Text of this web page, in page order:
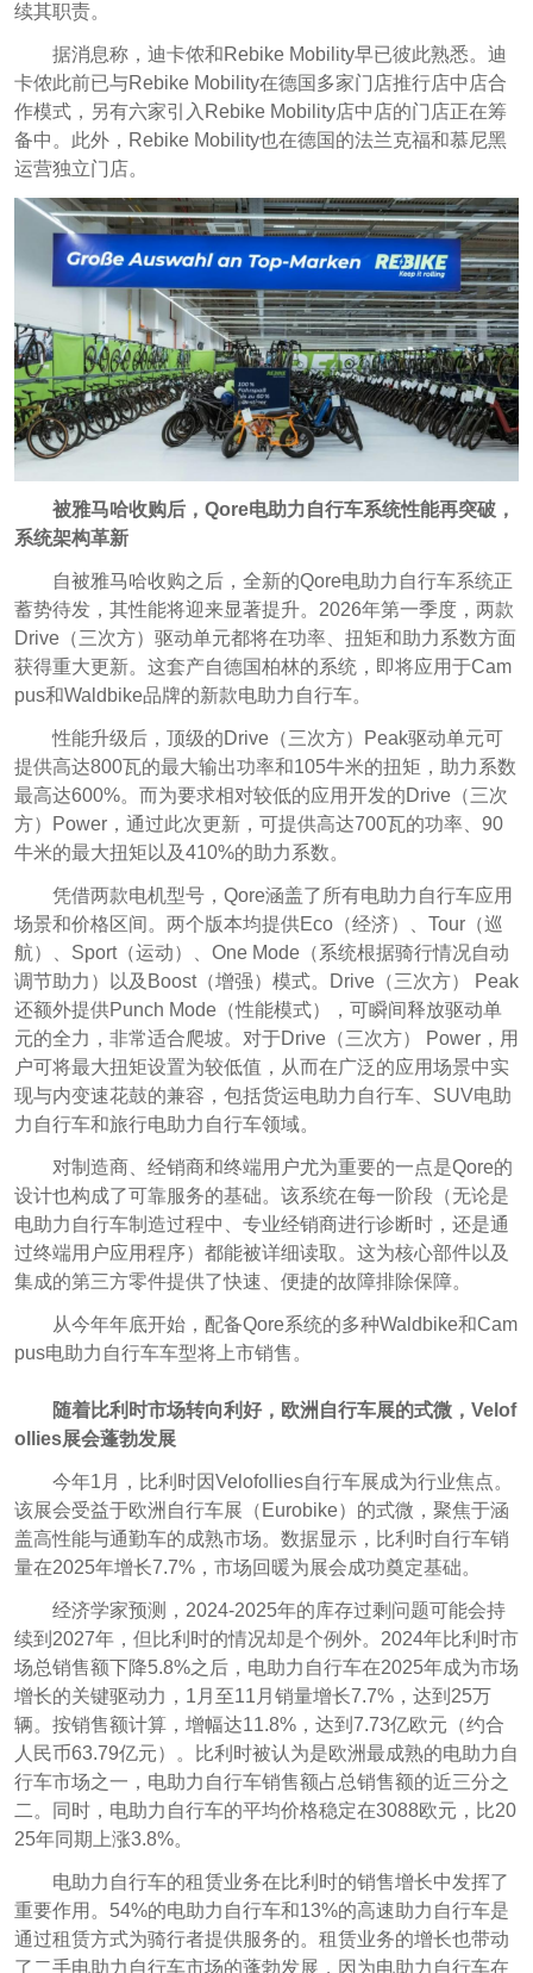
续其职责。
据消息称，迪卡侬和Rebike Mobility早已彼此熟悉。迪
卡侬此前已与Rebike Mobility在德国多家门店推行店中店合
作模式，另有六家引入Rebike Mobility店中店的门店正在筹
备中。此外，Rebike Mobility也在德国的法兰克福和慕尼黑
运营独立门店。
被雅马哈收购后，Qore电助力自行车系统性能再突破，
系统架构革新
自被雅马哈收购之后，全新的Qore电助力自行车系统正
蓄势待发，其性能将迎来显著提升。2026年第一季度，两款
Drive（三次方）驱动单元都将在功率、扭矩和助力系数方面
获得重大更新。这套产自德国柏林的系统，即将应用于Cam
pus和Waldbike品牌的新款电助力自行车。
性能升级后，顶级的Drive（三次方）Peak驱动单元可
提供高达800瓦的最大输出功率和105牛米的扭矩，助力系数
最高达600%。而为要求相对较低的应用开发的Drive（三次
方）Power，通过此次更新，可提供高达700瓦的功率、90
牛米的最大扭矩以及410%的助力系数。
凭借两款电机型号，Qore涵盖了所有电助力自行车应用
场景和价格区间。两个版本均提供Eco（经济）、Tour（巡
航）、Sport（运动）、One Mode（系统根据骑行情况自动
调节助力）以及Boost（增强）模式。Drive（三次方） Peak
还额外提供Punch Mode（性能模式），可瞬间释放驱动单
元的全力，非常适合爬坡。对于Drive（三次方） Power，用
户可将最大扭矩设置为较低值，从而在广泛的应用场景中实
现与内变速花鼓的兼容，包括货运电助力自行车、SUV电助
力自行车和旅行电助力自行车领域。
对制造商、经销商和终端用户尤为重要的一点是Qore的
设计也构成了可靠服务的基础。该系统在每一阶段（无论是
电助力自行车制造过程中、专业经销商进行诊断时，还是通
过终端用户应用程序）都能被详细读取。这为核心部件以及
集成的第三方零件提供了快速、便捷的故障排除保障。
从今年年底开始，配备Qore系统的多种Waldbike和Cam
pus电助力自行车车型将上市销售。
随着比利时市场转向利好，欧洲自行车展的式微，Velof
ollies展会蓬勃发展
今年1月，比利时因Velofollies自行车展成为行业焦点。
该展会受益于欧洲自行车展（Eurobike）的式微，聚焦于涵
盖高性能与通勤车的成熟市场。数据显示，比利时自行车销
量在2025年增长7.7%，市场回暖为展会成功奠定基础。
经济学家预测，2024-2025年的库存过剩问题可能会持
续到2027年，但比利时的情况却是个例外。2024年比利时市
场总销售额下降5.8%之后，电助力自行车在2025年成为市场
增长的关键驱动力，1月至11月销量增长7.7%，达到25万
辆。按销售额计算，增幅达11.8%，达到7.73亿欧元（约合
人民币63.79亿元）。比利时被认为是欧洲最成熟的电助力自
行车市场之一，电助力自行车销售额占总销售额的近三分之
二。同时，电助力自行车的平均价格稳定在3088欧元，比20
25年同期上涨3.8%。
电助力自行车的租赁业务在比利时的销售增长中发挥了
重要作用。54%的电助力自行车和13%的高速助力自行车是
通过租赁方式为骑行者提供服务的。租赁业务的增长也带动
了二手电助力自行车市场的蓬勃发展，因为电助力自行车在